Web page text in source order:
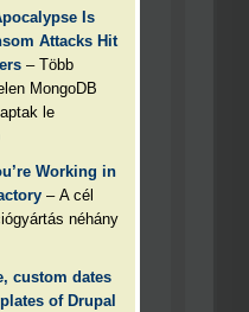
Is
Attacks Hit
– Több
MongoDB
le
Working in
– A cél
néhány
custom dates
of Drupal